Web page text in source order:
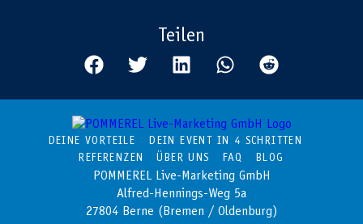
Teilen
DEINE VORTEILE
DEIN EVENT IN 4 SCHRITTEN
REFERENZEN
ÜBER UNS FAQ BLOG
POMMEREL Live-Marketing GmbH
Alfred-Hennings-Weg 5a
27804 Berne (Bremen / Oldenburg)